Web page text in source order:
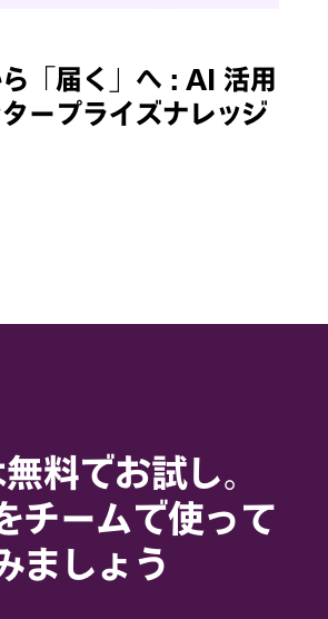
ら「届く」へ : AI 活用
ープライズナレッジ
料でお試し。
チームで使って
ましょう